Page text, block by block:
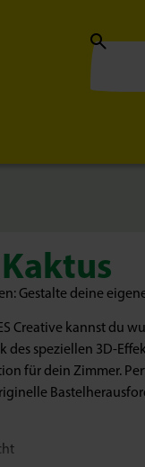
Gestalte deine
Creative kannst du
des speziellen 3D-
für dein Zimmer.